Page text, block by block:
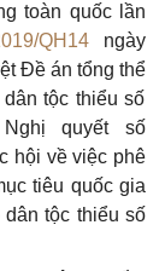
toàn quốc lần
QH14 ngày
Đề án tổng thể
tộc thiểu số
quyết số
hội về việc phê
tiêu quốc gia
dân tộc thiểu số